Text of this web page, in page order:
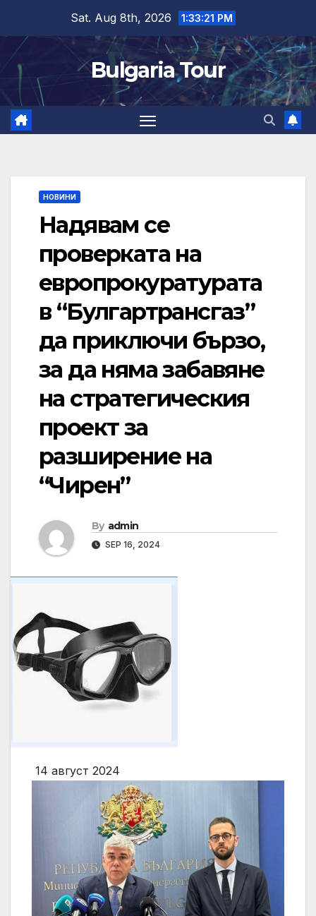
content
Sat. Aug 8th, 2026 1:33:22 PM
Bulgaria Tour
НОВИНИ
Надявам се
проверката на
европрокуратурата
в “Булгартрансгаз”
да приключи бързо,
за да няма забавяне
на стратегическия
проект за
разширение на
“Чирен”
By admin
SEP 16, 2024
14 август 2024